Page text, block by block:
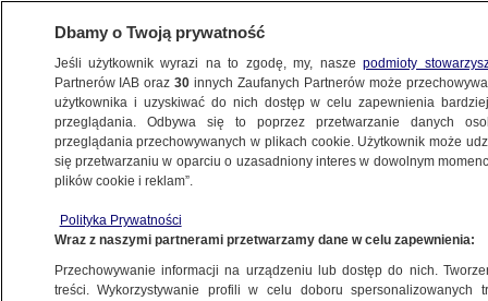
WARSZAWA
OKOLICE
Ładowarka do elektryków się popsuła
4.11.2025, 15:27
Dbamy o Twoją prywatność
Jeśli użytkownik wyrazi na to zgodę, my, naszepodmioty
Partnerów IAB oraz30 innych Zaufanych Partnerów może
użytkownika i uzyskiwać do nich dostęp w celu zapewnienia
przeglądania. Odbywa się to poprzez przetwarzanie danych
przeglądania przechowywanych w plikach cookie. Użytkownik może
się przetwarzaniu w oparciu o uzasadniony interes w dowolnym
plików cookie i reklam”.
Polityka Prywatności
Wraz z naszymi partnerami przetwarzamy dane w celu zapewnienia:
Przechowywanie informacji na urządzeniu lub dostęp do nich.
treści. Wykorzystywanie profili w celu doboru spersonalizowanych